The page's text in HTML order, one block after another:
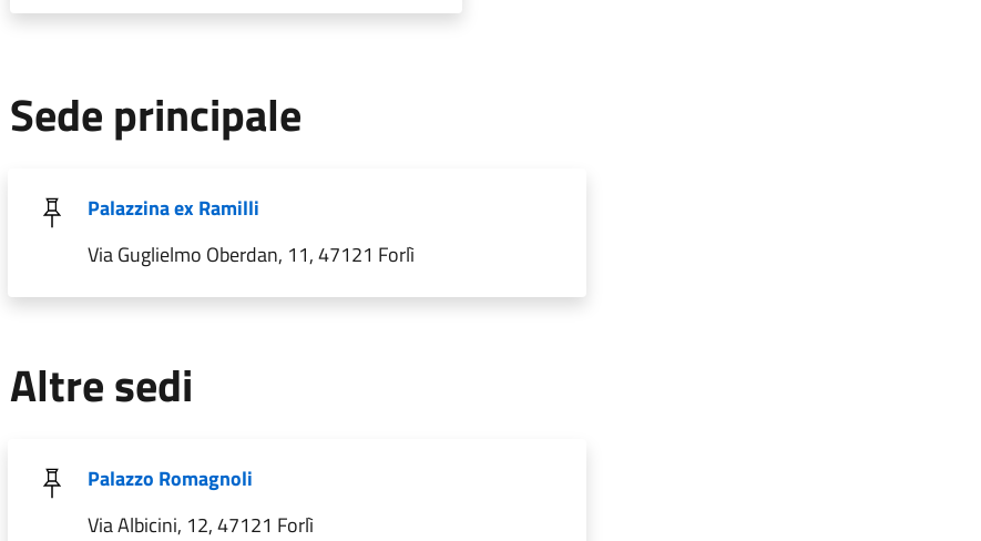
Sede principale
Palazzina ex Ramilli
Via Guglielmo Oberdan, 11, 47121 Forlì
Altre sedi
Palazzo Romagnoli
Via Albicini, 12, 47121 Forlì